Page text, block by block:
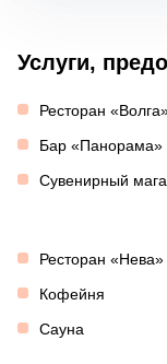
Услуги,
Ресторан
Бар «Панорама»
Сувенирный
Ресторан «Нева»
Кофейня
Сауна